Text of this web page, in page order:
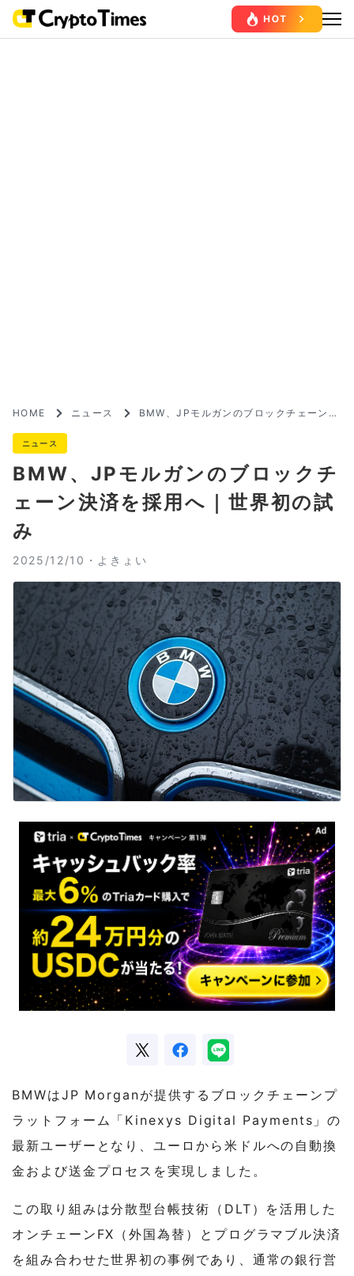
HOME ニュース
BMW、JPモルガンのブロックチェーン決
ニュース
BMW、JPモルガンのブロックチ
ェーン決済を採用へ｜世界初の試
み
2025/12/10・ よきょい
BMWはJP Morganが提供するブロックチェーンプ
ラットフォーム「Kinexys Digital Payments」の
最新ユーザーとなり、ユーロから米ドルへの自動換
金および送金プロセスを実現しました。
この取り組みは分散型台帳技術（DLT）を活用した
オンチェーンFX（外国為替）とプログラマブル決済
を組み合わせた世界初の事例であり、通常の銀行営